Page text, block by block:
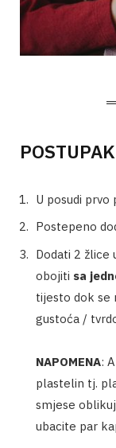
U posudi prvo
Postepeno
Dodati 2 žlice
obojiti sa
tijesto dok se
gustoća /
NAPOMENA:
plastelin tj.
smjese
ubacite par